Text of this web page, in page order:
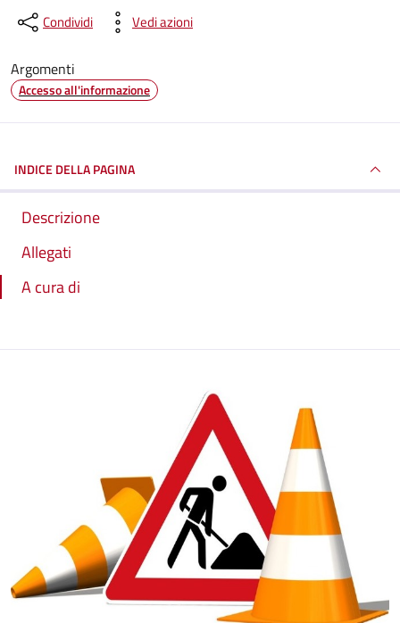
Condividi Vedi azioni
Argomenti
Accesso all'informazione
INDICE DELLA PAGINA
Descrizione
Allegati
A cura di